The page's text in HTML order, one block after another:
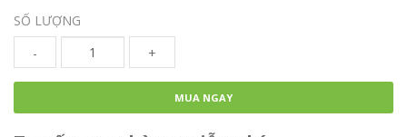
SỐ LƯỢNG
-
+
MUA NGAY